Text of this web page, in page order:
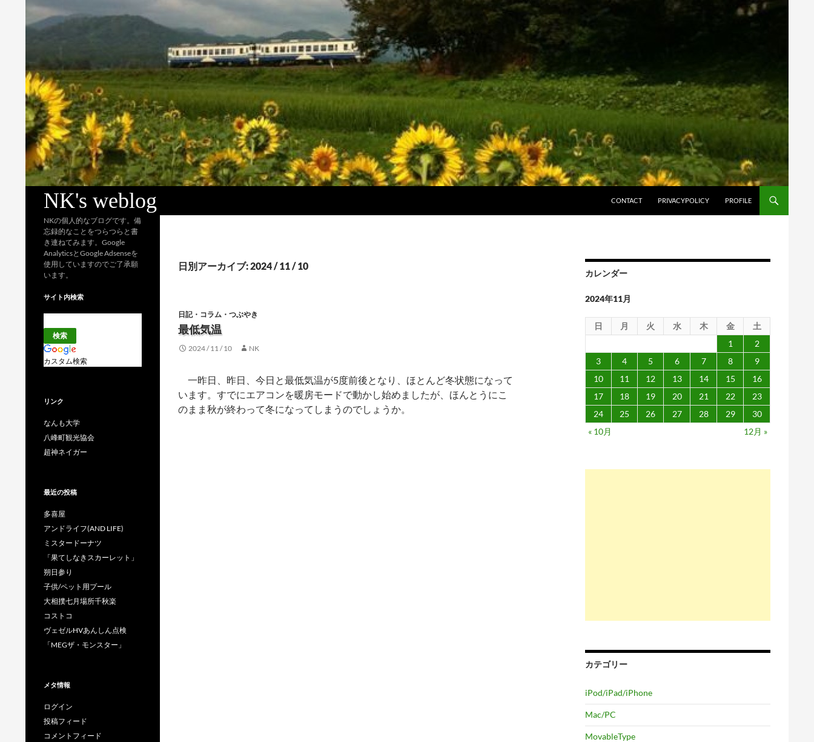
NK's weblog
CONTACT
PRIVACYPOLICY PROFILE
日別アーカイブ: 2024 / 11 / 10
日記・コラム・つぶやき
最低気温
2024 / 11 / 10 NK
一昨日、昨日、今日と最低気温が5度前後となり、ほとんど冬状態になって
います。すでにエアコンを暖房モードで動かし始めましたが、ほんとうにこ
のまま秋が終わって冬になってしまうのでしょうか。
カレンダー
2024年11月
日 月 火 水 木 金
土
1
2
3
4 5 6 7 8
9
10
11 12 13 14 15
16
17
18 19 20 21 22
23
24
25 26 27 28 29
30
« 10月
12月 »
カテゴリー
iPod/iPad/iPhone
Mac/PC
MovableType
NKの個人的なブログです。備
忘録的なことをつらつらと書
き連ねてみます。Google
AnalyticsとGoogle Adsenseを
使用していますのでご了承願
います。
サイト内検索
カスタム検索
リンク
なんも大学
八峰町観光協会
超神ネイガー
最近の投稿
多喜屋
アンドライフ(AND LIFE)
ミスタードーナツ
「果てしなきスカーレット」
朔日参り
子供/ペット用プール
大相撲七月場所千秋楽
コストコ
ヴェゼルHVあんしん点検
「MEGザ・モンスター」
メタ情報
ログイン
投稿フィード
コメントフィード